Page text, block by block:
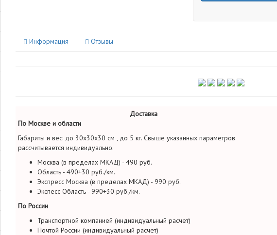
Информация Отзывы
Доставка
По Москве и области
Габариты и вес: до 30х30х30 см , до 5 кг. Свыше указанных параметров
рассчитывается индивидуально.
Москва (в пределах МКАД) - 490 руб.
Область - 490+30 руб./км.
Экспресс Москва (в пределах МКАД) - 990 руб.
Экспесс Область - 990+30 руб./км.
По России
Транспортной компанией (индивидуальный расчет)
Почтой России (индивидуальный расчет)